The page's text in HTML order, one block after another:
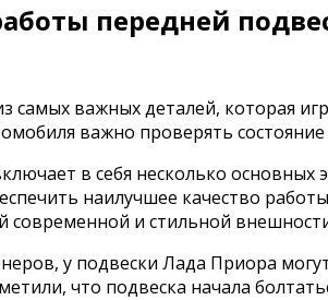
передней
самых важных деталей, которая
важно проверять
в себя несколько
наилучшее качество
современной и стильной
у подвески Лада Приора
что подвеска начала